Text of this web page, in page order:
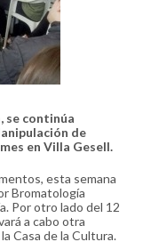
se continúa
de
en Villa Gesell.
esta semana
Bromatología
Por otro lado del 12
a cabo otra
Casa de la Cultura.